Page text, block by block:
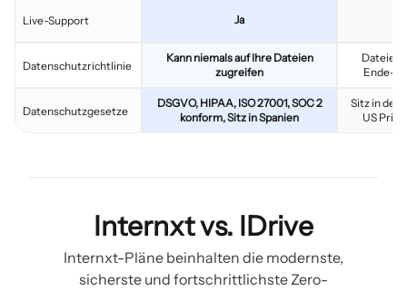
Live-Support
Datenschutzrichtlinie
Datenschutzgesetze
Ja
Kann niemals auf Ihre Dateien
zugreifen
Dateien
Ende-
DSGVO, HIPAA, ISO 27001, SOC 2
konform, Sitz in Spanien
Sitz in den
US
Internxt vs. IDrive
Internxt-Pläne beinhalten die modernste,
sicherste und fortschrittlichste Zero-